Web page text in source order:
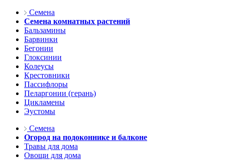
Семена
Семена комнатных растений
Бальзамины
Барвинки
Бегонии
Глоксинии
Колеусы
Крестовники
Пассифлоры
Пеларгонии (герань)
Цикламены
Эустомы
Семена
Огород на подоконнике и балконе
Травы для дома
Овощи для дома